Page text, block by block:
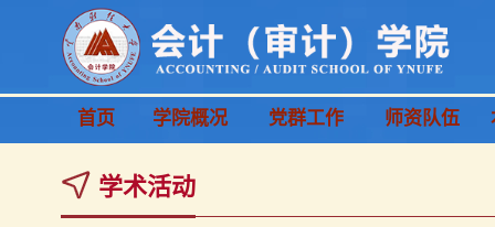
首页 学院概况 党群工作 师资队伍
学术活动